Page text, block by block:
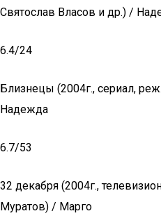
Святослав Власов и др.) /
6.4/24
Близнецы (2004г., сериал,
Надежда
6.7/53
32 декабря (2004г.,
Муратов) / Марго